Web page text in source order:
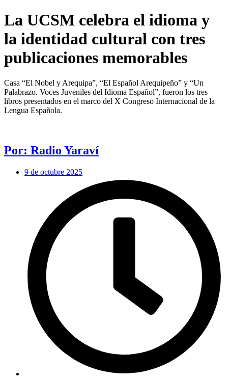
La UCSM celebra el idioma y
la identidad cultural con tres
publicaciones memorables
Casa “El Nobel y Arequipa”, “El Español Arequipeño” y “Un
Palabrazo. Voces Juveniles del Idioma Español”, fueron los tres
libros presentados en el marco del X Congreso Internacional de la
Lengua Española.
Por: Radio Yaraví
9 de octubre 2025